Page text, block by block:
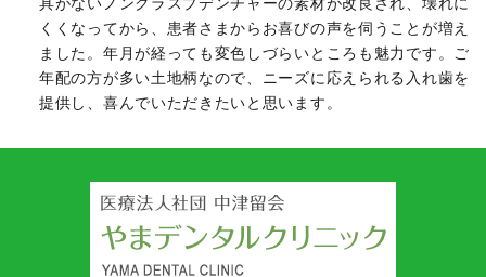
くくなってから、患者さまからお喜びの声を伺うことが増え
ました。年月が経っても変色しづらいところも魅力です。ご
年配の方が多い土地柄なので、ニーズに応えられる入れ歯を
提供し、喜んでいただきたいと思います。